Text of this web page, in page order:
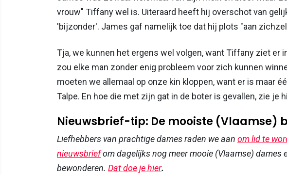
vrouw" Tiffany wel is. Uiteraard heeft hij overschot van
'bijzonder'. James gaf namelijk toe dat hij plots "aan
Tja, we kunnen het ergens wel volgen, want Tiffany ziet er
zou elke man zonder enig probleem voor zich kunnen
moeten we allemaal op onze kin kloppen, want er is maar
Talpe. En hoe die met zijn gat in de boter is gevallen, zie je
Nieuwsbrief-tip: De mooiste (Vlaamse)
Liefhebbers van prachtige dames raden we aan om lid te
nieuwsbriefom dagelijks nog meer mooie (Vlaamse) dames
bewonderen. Dat doe je hier.